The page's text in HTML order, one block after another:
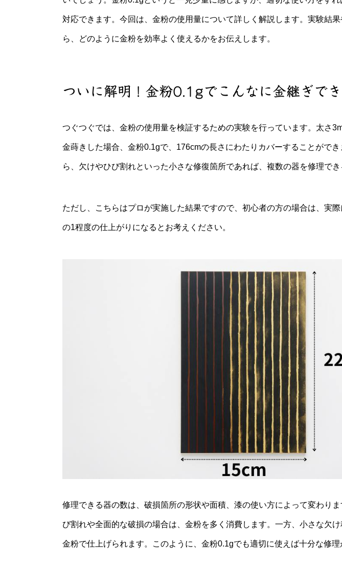
対応できます。今回は、金粉の使用量について詳しく解説します。実験結
ら、どのように金粉を効率よく使えるかをお伝えします。
ついに解明！金粉0.1gでこんなに金継ぎで
つぐつぐでは、金粉の使用量を検証するための実験を行っています。太さ
金蒔きした場合、金粉0.1gで、176cmの長さにわたりカバーすることがで
ら、欠けやひび割れといった小さな修復箇所であれば、複数の器を修理でき
ただし、こちらはプロが実施した結果ですので、初心者の方の場合は、実
の1程度の仕上がりになるとお考えください。
修理できる器の数は、破損箇所の形状や面積、漆の使い方によって変わり
び割れや全面的な破損の場合は、金粉を多く消費します。一方、小さな欠
金粉で仕上げられます。このように、金粉0.1gでも適切に使えば十分な修理